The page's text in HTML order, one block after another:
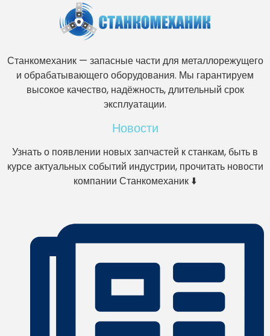
Станкомеханик — запасные части для металлорежущего
и обрабатывающего оборудования. Мы гарантируем
высокое качество, надёжность, длительный срок
эксплуатации.
Новости
Узнать о появлении новых запчастей к станкам, быть в
курсе актуальных событий индустрии, прочитать новости
компании Станкомеханик ⬇️